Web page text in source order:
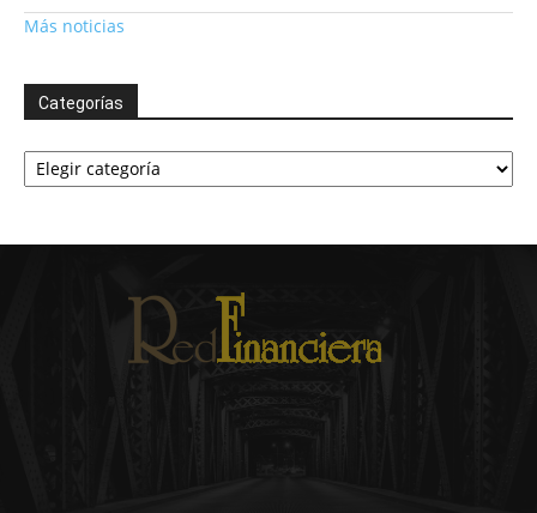
Más noticias
Categorías
Categorías